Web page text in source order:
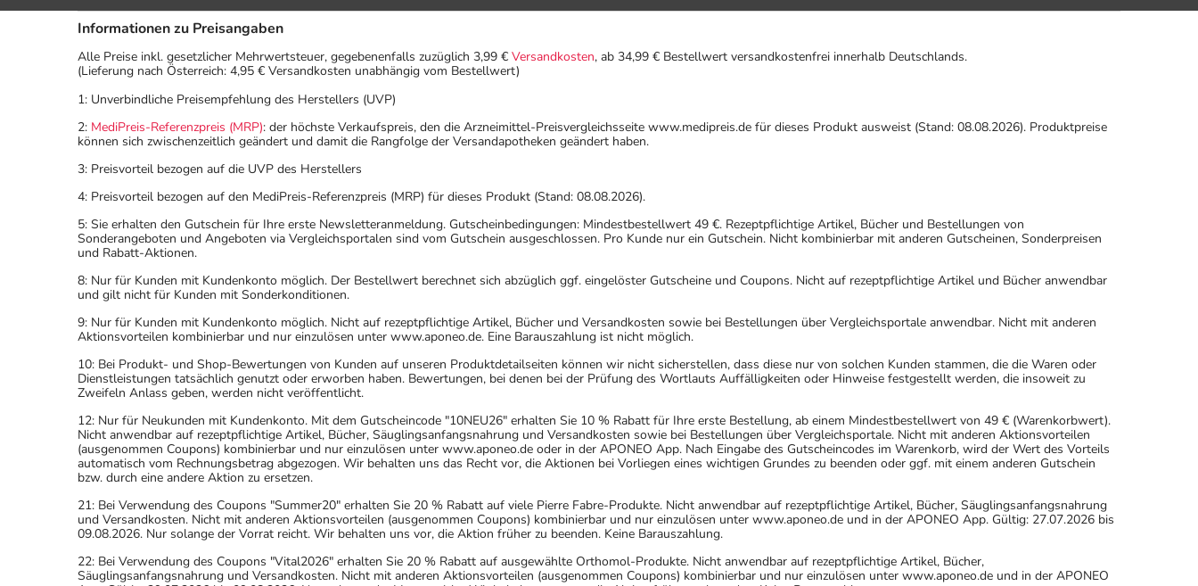
Informationen zu Preisangaben
Alle Preise inkl. gesetzlicher Mehrwertsteuer, gegebenenfalls zuzüglich 3,99 € Versandkosten, ab 34,99 € Bestellwert versandkostenfrei innerhalb Deutschlands.
(Lieferung nach Österreich: 4,95 € Versandkosten unabhängig vom Bestellwert)
1: Unverbindliche Preisempfehlung des Herstellers (UVP)
2: MediPreis-Referenzpreis (MRP): der höchste Verkaufspreis, den die Arzneimittel-Preisvergleichsseite www.medipreis.de für dieses Produkt ausweist (Stand: 08.08.2026). Produktpreise
können sich zwischenzeitlich geändert und damit die Rangfolge der Versandapotheken geändert haben.
3: Preisvorteil bezogen auf die UVP des Herstellers
4: Preisvorteil bezogen auf den MediPreis-Referenzpreis (MRP) für dieses Produkt (Stand: 08.08.2026).
5: Sie erhalten den Gutschein für Ihre erste Newsletteranmeldung. Gutscheinbedingungen: Mindestbestellwert 49 €. Rezeptpflichtige Artikel, Bücher und Bestellungen von
Sonderangeboten und Angeboten via Vergleichsportalen sind vom Gutschein ausgeschlossen. Pro Kunde nur ein Gutschein. Nicht kombinierbar mit anderen Gutscheinen, Sonderpreisen
und Rabatt-Aktionen.
8: Nur für Kunden mit Kundenkonto möglich. Der Bestellwert berechnet sich abzüglich ggf. eingelöster Gutscheine und Coupons. Nicht auf rezeptpflichtige Artikel und Bücher anwendbar
und gilt nicht für Kunden mit Sonderkonditionen.
9: Nur für Kunden mit Kundenkonto möglich. Nicht auf rezeptpflichtige Artikel, Bücher und Versandkosten sowie bei Bestellungen über Vergleichsportale anwendbar. Nicht mit anderen
Aktionsvorteilen kombinierbar und nur einzulösen unter www.aponeo.de. Eine Barauszahlung ist nicht möglich.
10: Bei Produkt- und Shop-Bewertungen von Kunden auf unseren Produktdetailseiten können wir nicht sicherstellen, dass diese nur von solchen Kunden stammen, die die Waren oder
Dienstleistungen tatsächlich genutzt oder erworben haben. Bewertungen, bei denen bei der Prüfung des Wortlauts Auffälligkeiten oder Hinweise festgestellt werden, die insoweit zu
Zweifeln Anlass geben, werden nicht veröffentlicht.
12: Nur für Neukunden mit Kundenkonto. Mit dem Gutscheincode "10NEU26" erhalten Sie 10 % Rabatt für Ihre erste Bestellung, ab einem Mindestbestellwert von 49 € (Warenkorbwert).
Nicht anwendbar auf rezeptpflichtige Artikel, Bücher, Säuglingsanfangsnahrung und Versandkosten sowie bei Bestellungen über Vergleichsportale. Nicht mit anderen Aktionsvorteilen
(ausgenommen Coupons) kombinierbar und nur einzulösen unter www.aponeo.de oder in der APONEO App. Nach Eingabe des Gutscheincodes im Warenkorb, wird der Wert des Vorteils
automatisch vom Rechnungsbetrag abgezogen. Wir behalten uns das Recht vor, die Aktionen bei Vorliegen eines wichtigen Grundes zu beenden oder ggf. mit einem anderen Gutschein
bzw. durch eine andere Aktion zu ersetzen.
21: Bei Verwendung des Coupons "Summer20" erhalten Sie 20 % Rabatt auf viele Pierre Fabre-Produkte. Nicht anwendbar auf rezeptpflichtige Artikel, Bücher, Säuglingsanfangsnahrung
und Versandkosten. Nicht mit anderen Aktionsvorteilen (ausgenommen Coupons) kombinierbar und nur einzulösen unter www.aponeo.de und in der APONEO App. Gültig: 27.07.2026 bis
09.08.2026. Nur solange der Vorrat reicht. Wir behalten uns vor, die Aktion früher zu beenden. Keine Barauszahlung.
22: Bei Verwendung des Coupons "Vital2026" erhalten Sie 20 % Rabatt auf ausgewählte Orthomol-Produkte. Nicht anwendbar auf rezeptpflichtige Artikel, Bücher,
Säuglingsanfangsnahrung und Versandkosten. Nicht mit anderen Aktionsvorteilen (ausgenommen Coupons) kombinierbar und nur einzulösen unter www.aponeo.de und in der APONEO